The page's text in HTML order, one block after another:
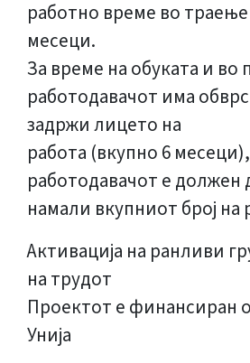
работно време во траење
месеци.
За време на обуката и во
работодавачот има
задржи лицето на
работа (вкупно 6 месеци),
работодавачот е должен
намали вкупниот број
Активација на ранливи
на трудот
Проектот е финансиран
Унија